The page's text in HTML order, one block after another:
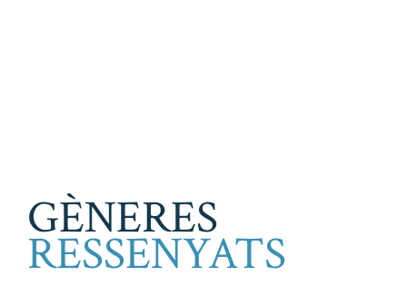
GÈNERES
RESSENYATS